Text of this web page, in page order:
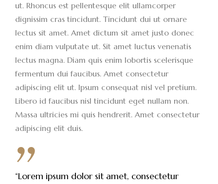
ut. Rhoncus est pellentesque elit ullamcorper
dignissim cras tincidunt. Tincidunt dui ut ornare
lectus sit amet. Amet dictum sit amet justo donec
enim diam vulputate ut. Sit amet luctus venenatis
lectus magna. Diam quis enim lobortis scelerisque
fermentum dui faucibus. Amet consectetur
adipiscing elit ut. Ipsum consequat nisl vel pretium.
Libero id faucibus nisl tincidunt eget nullam non.
Massa ultricies mi quis hendrerit. Amet consectetur
adipiscing elit duis.
“Lorem ipsum dolor sit amet, consectetur